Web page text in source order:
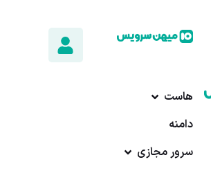
هاست
دامنه
سرور مجازی